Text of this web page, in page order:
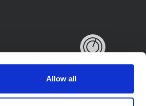
Allow all